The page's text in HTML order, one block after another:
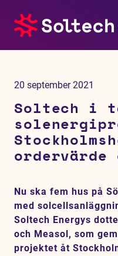
Tjänster
Referensprojekt
Investerare
Hållbarhet
20 september 2021
Soltech i
ordervärde
Nu ska fem hus på
med
Soltech Energys
och Measol, som
projektet åt